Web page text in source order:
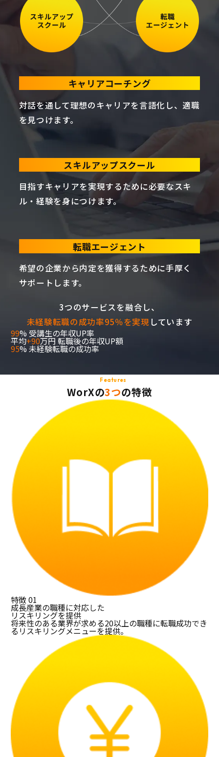
キャリアコーチング
対話を通して理想のキャリアを言語化し、適職
を見つけます。
スキルアップスクール
目指すキャリアを実現するために必要なスキ
ル・経験を身につけます。
転職エージェント
希望の企業から内定を獲得するために手厚く
サポートします。
3つのサービスを融合し、
未経験転職の成功率95％を実現 しています
99% 受講生の年収UP率
平均+90万円 転職後の年収UP額
95% 未経験転職の成功率
Features
WorXの3つの特徴
特徴01
成長産業の職種に対応した
リスキリングを提供
将来性のある業界が求める20以上の職種に転職成功でき
るリスキリングメニューを提供。